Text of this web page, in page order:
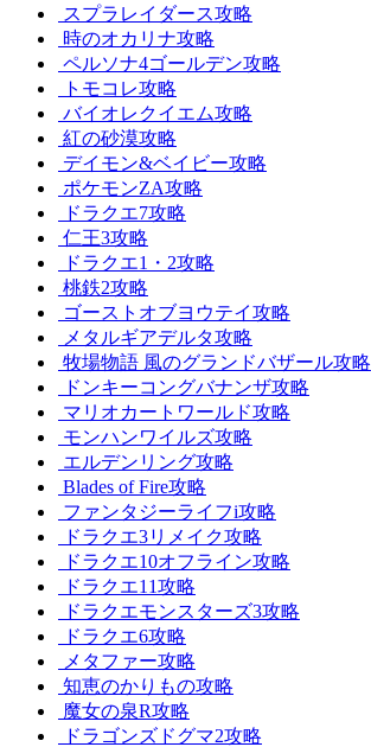
スプラレイダース攻略
時のオカリナ攻略
ペルソナ4ゴールデン攻略
トモコレ攻略
バイオレクイエム攻略
紅の砂漠攻略
デイモン&ベイビー攻略
ポケモンZA攻略
ドラクエ7攻略
仁王3攻略
ドラクエ1・2攻略
桃鉄2攻略
ゴーストオブヨウテイ攻略
メタルギアデルタ攻略
牧場物語 風のグランドバザール攻略
ドンキーコングバナンザ攻略
マリオカートワールド攻略
モンハンワイルズ攻略
エルデンリング攻略
Blades of Fire攻略
ファンタジーライフi攻略
ドラクエ3リメイク攻略
ドラクエ10オフライン攻略
ドラクエ11攻略
ドラクエモンスターズ3攻略
ドラクエ6攻略
メタファー攻略
知恵のかりもの攻略
魔女の泉R攻略
ドラゴンズドグマ2攻略